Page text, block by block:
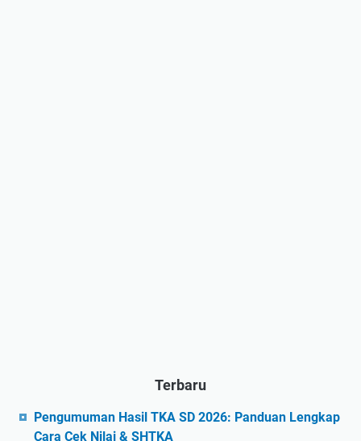
Terbaru
Pengumuman Hasil TKA SD 2026: Panduan Lengkap
Cara Cek Nilai & SHTKA